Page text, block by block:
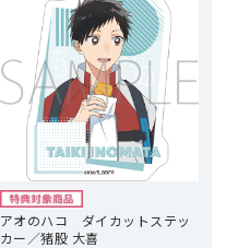
アオのハコ ダイカットステッ
カー／猪股 大喜